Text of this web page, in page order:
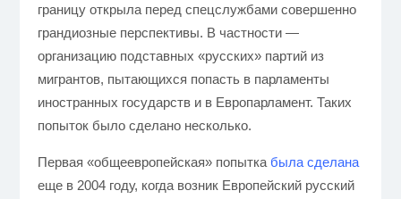
границу открыла перед спецслужбами совершенно
грандиозные перспективы. В частности —
организацию подставных «русских» партий из
мигрантов, пытающихся попасть в парламенты
иностранных государств и в Европарламент. Таких
попыток было сделано несколько.
Первая «общеевропейская» попытка была сделана
еще в 2004 году, когда возник Европейский русский